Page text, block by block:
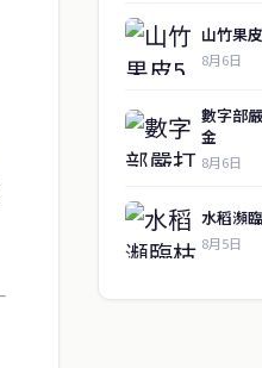
山竹果
8月6日
數字部
金
8月6日
水稻瀕
8月5日